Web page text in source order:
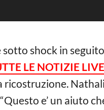
sotto shock in
LE NOTIZIE
ricostruzione.
e’ un aiuto